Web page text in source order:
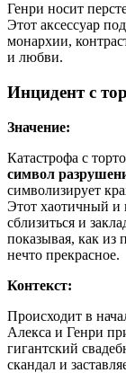
Генри носит
Этот аксессуар
монархии,
и любви.
Инцидент с
Значение:
Катастрофа с
символ
символизирует
Этот хаотичный и
сблизиться и
показывая, как из
нечто прекрасное.
Контекст:
Происходит в
Алекса и Генри
гигантский
скандал и